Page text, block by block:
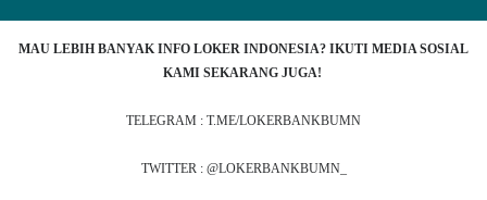
MAU LEBIH BANYAK INFO LOKER INDONESIA? IKUTI MEDIA SOSIAL
KAMI SEKARANG JUGA!
TELEGRAM : T.ME/LOKERBANKBUMN
TWITTER : @LOKERBANKBUMN_